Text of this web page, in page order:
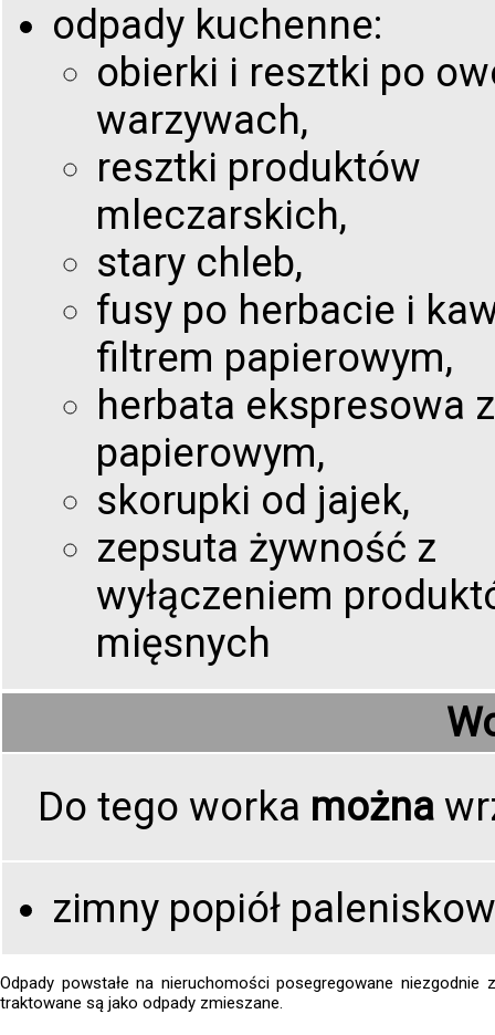
odpady kuchenne:
obierki i resztki po
warzywach,
resztki produktów
mleczarskich,
stary chleb,
fusy po herbacie i
filtrem papierowym,
herbata ekspresowa
papierowym,
skorupki od jajek,
zepsuta żywność z
wyłączeniem
mięsnych
Do tego worka można
zimny popiół
Odpady powstałe na nieruchomości posegregowane
traktowane są jako odpady zmieszane.